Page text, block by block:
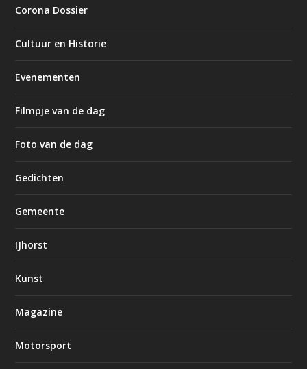
Corona Dossier
Cultuur en Historie
Evenementen
Filmpje van de dag
Foto van de dag
Gedichten
Gemeente
IJhorst
Kunst
Magazine
Motorsport